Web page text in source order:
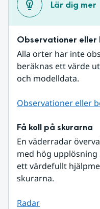
Lär dig mer
Observationer
Alla orter har inte
beräknas ett värde
och modelldata.
Observationer eller
Få koll på skurarna
En väderradar
med hög
ett värdefullt
skurarna.
Radar